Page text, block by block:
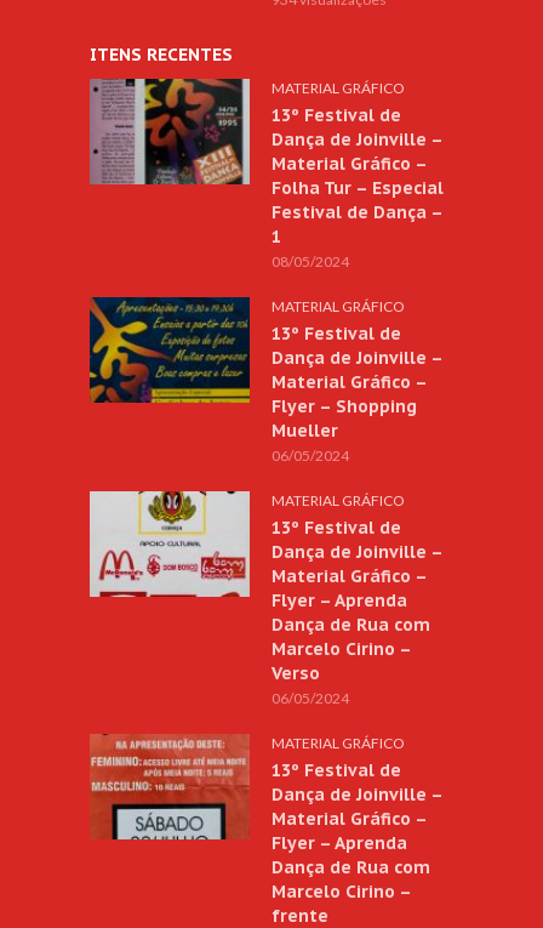
ITENS RECENTES
MATERIAL GRÁFICO
13º Festival de
Dança de Joinville –
Material Gráfico –
Folha Tur – Especial
Festival de Dança –
1
08/05/2024
MATERIAL GRÁFICO
13º Festival de
Dança de Joinville –
Material Gráfico –
Flyer – Shopping
Mueller
06/05/2024
MATERIAL GRÁFICO
13º Festival de
Dança de Joinville –
Material Gráfico –
Flyer – Aprenda
Dança de Rua com
Marcelo Cirino –
Verso
06/05/2024
MATERIAL GRÁFICO
13º Festival de
Dança de Joinville –
Material Gráfico –
Flyer – Aprenda
Dança de Rua com
Marcelo Cirino –
frente